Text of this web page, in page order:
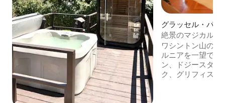
グラッセル・パー
絶景のマジカルツ
バスルーム
ワシントン山の頂
ルニアを一望できます。 LA
ン、ドジースタジ
ク、グリフィスパ